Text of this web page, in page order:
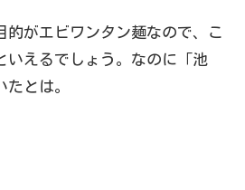
的がエビワンタン麺なので、こ
いえるでしょう。なのに「池
とは。